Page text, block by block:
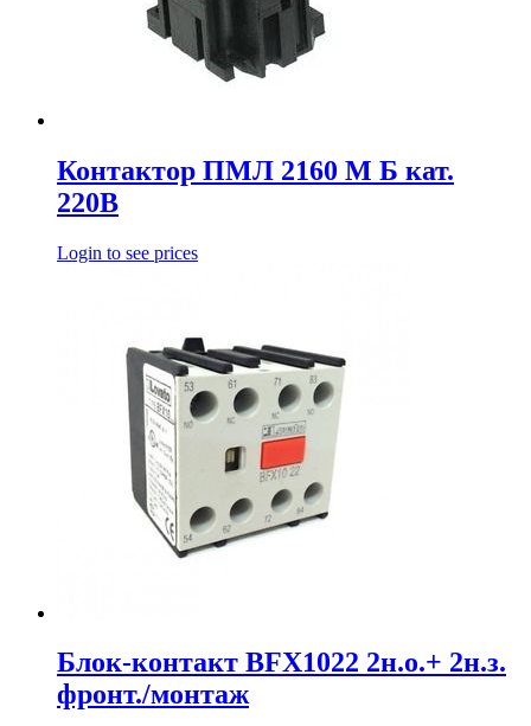
Контактор ПМЛ 2160 М Б кат.
220В
Login to see prices
Блок-контакт BFX1022 2н.о.+ 2н.з.
фронт./монтаж